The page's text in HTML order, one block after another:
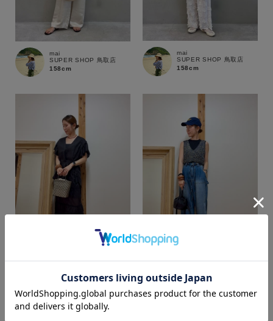
mai
SUPER SHOP 鳥取店
158cm
mai
SUPER SHOP 鳥取店
158cm
158cm
158cm